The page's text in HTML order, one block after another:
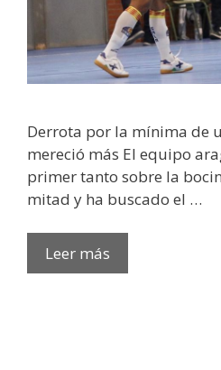
Derrota por la mínima de
mereció más El equipo
primer tanto sobre la
mitad y ha buscado el …
Leer más